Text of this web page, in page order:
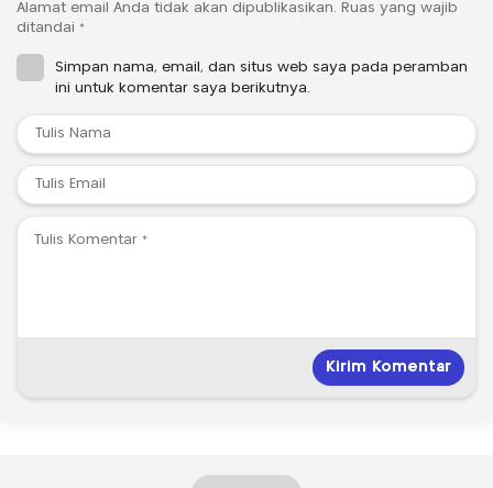
Alamat email Anda tidak akan dipublikasikan. Ruas yang wajib
ditandai *
Simpan nama, email, dan situs web saya pada peramban
ini untuk komentar saya berikutnya.